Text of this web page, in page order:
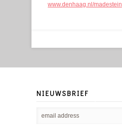
www.denhaag.nl/madestein
NIEUWSBRIEF